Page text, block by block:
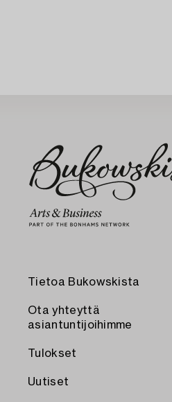
Tietoa Bukowskista
Ota yhteyttä
asiantuntijoihimme
Tulokset
Uutiset